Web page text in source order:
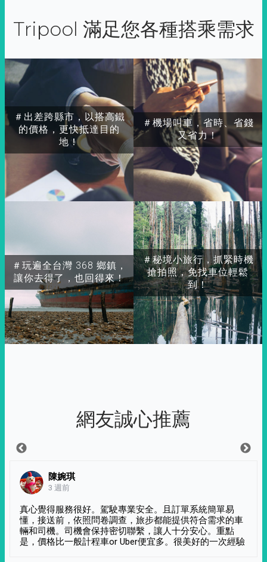
Tripool 滿足您各種搭乘需求
＃出差跨縣市，以搭高鐵
的價格，更快抵達目的
地！
＃玩遍全台灣 368 鄉鎮，
讓你去得了，也回得來！
＃秘境小旅行，抓緊時機
搶拍照，免找車位輕鬆
到！
＃機場叫車，省時、省錢
又省力！
網友誠心推薦
陳婉琪
3 週前
真心覺得服務很好。駕駛專業安全。且訂單系統簡單易
懂，接送前，依照問卷調查，旅步都能提供符合需求的車
輛和司機。司機會保持密切聯繫，讓人十分安心。重點
是，價格比一般計程車or Uber便宜多。很美好的一次經驗